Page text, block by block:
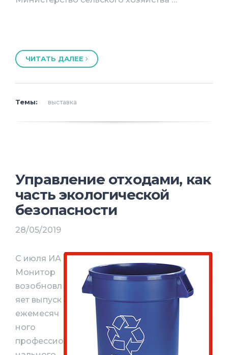
ЧИТАТЬ ДАЛЕЕ
Темы: выставка
Управление отходами, как
часть экологической
безопасности
28/05/2019
С июля ИА
Монитор
возобновл
яет выпуск
ежемесяч
ного
профессио